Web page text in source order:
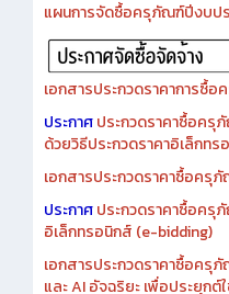
แผนการจัดซื้อครุภัณฑ์ปีงบป
เอกสารประกวดราคาการซื้
ประกาศประกวดราคาซื้อครุ
ด้วยวิธีประกวดราคาอิเล็กท
เอกสารประกวดราคาซื้อครุ
ประกาศประกวดราคาซื้อครุ
อิเล็กทรอนิกส์ (e-bidding)
เอกสารประกวดราคาซื้อค
และ AI อัจฉริยะ เพื่อประยุก